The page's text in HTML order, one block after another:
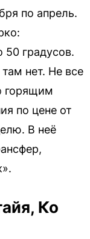
по апрель.
50 градусов.
нет. Не все
горящим
по цене от
В неё
Ко